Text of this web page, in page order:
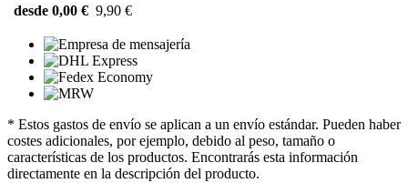
desde 0,00 € 9,90 €
* Estos gastos de envío se aplican a un envío estándar. Pueden haber
costes adicionales, por ejemplo, debido al peso, tamaño o
características de los productos. Encontrarás esta información
directamente en la descripción del producto.